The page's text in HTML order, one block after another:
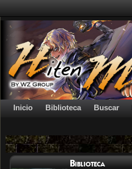
Inicio Biblioteca Buscar
Biblioteca